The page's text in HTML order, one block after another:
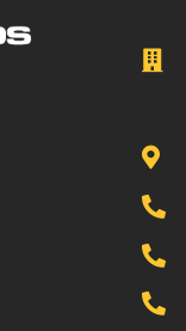




